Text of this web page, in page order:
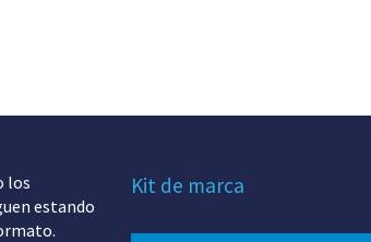
los
estando
Kit de marca